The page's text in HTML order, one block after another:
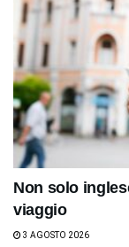
Non solo
viaggio
3 AGOSTO 2026